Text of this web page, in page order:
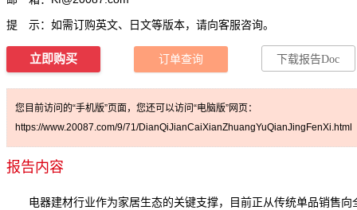
提 示：如需订购英文、日文等版本，请向客服咨询。
立即购买 订单查询 下载报告Doc
您目前访问的“手机版”页面，您还可以访问“电脑版”网页：
https://www.20087.com/9/71/DianQiJianCaiXianZhuangYuQianJingFenXi.html
报告内容
电器建材行业作为家居生态的关键支撑，目前正从传统单品销售向